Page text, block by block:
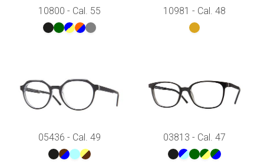
10800 - Cal. 55 10981 - Cal. 48
05436 - Cal. 49 03813 - Cal. 47